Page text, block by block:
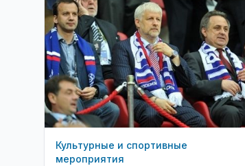
атомной ...
Культурные и спортивные
мероприятия